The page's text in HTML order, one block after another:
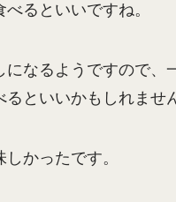
るといいですね。
になるようですので、
といいかもしれませ
かったです。